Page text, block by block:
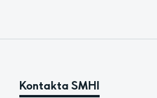
Kontakta SMHI